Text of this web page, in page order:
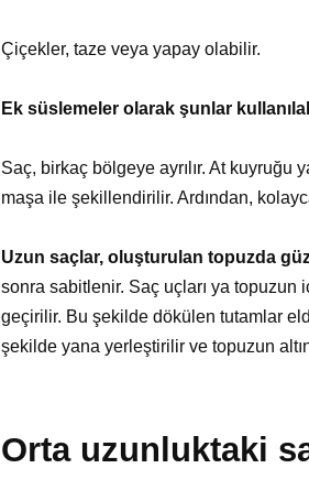
Çiçekler, taze veya yapay olabilir.
Ek süslemeler olarak şunlar
Saç, birkaç bölgeye ayrılır. At kuyruğu
maşa ile şekillendirilir. Ardından,
Uzun saçlar, oluşturulan topuzda
sonra sabitlenir. Saç uçları ya topuzun
geçirilir. Bu şekilde dökülen tutamlar
şekilde yana yerleştirilir ve topuzun
Orta uzunluktaki